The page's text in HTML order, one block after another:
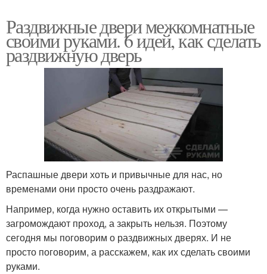
Раздвижные двери межкомнатные
своими руками. 6 идей, как сделать
раздвижную дверь
Распашные двери хоть и привычные для нас, но
временами они просто очень раздражают.
Например, когда нужно оставить их открытыми —
загромождают проход, а закрыть нельзя. Поэтому
сегодня мы поговорим о раздвижных дверях. И не
просто поговорим, а расскажем, как их сделать своими
руками.